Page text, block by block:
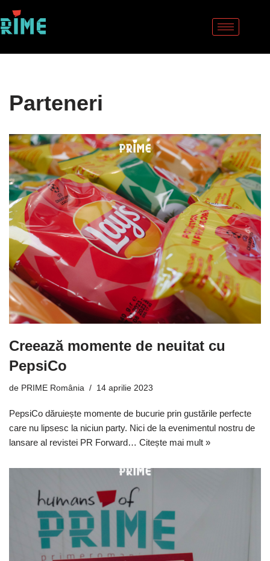
Sari
Parteneri
Creează momente de neuitat cu
PepsiCo
de PRIME România 14 aprilie 2023
PepsiCo dăruiește momente de bucurie prin gustările perfecte
care nu lipsesc la niciun party. Nici de la evenimentul nostru de
lansare al revistei PR Forward… Citește mai mult »